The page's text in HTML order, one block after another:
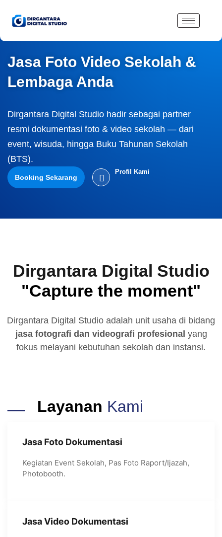
konten
Jasa Foto Video Sekolah &
Lembaga Anda
Dirgantara Digital Studio hadir sebagai partner
resmi dokumentasi foto & video sekolah — dari
event, wisuda, hingga Buku Tahunan Sekolah
(BTS).
Booking Sekarang
Profil Kami
Dirgantara Digital Studio
"Capture the moment"
Dirgantara Digital Studio adalah unit usaha di bidang
jasa fotografi dan videografi profesional yang
fokus melayani kebutuhan sekolah dan instansi.
Layanan Kami
Jasa Foto Dokumentasi
Kegiatan Event Sekolah, Pas Foto Raport/Ijazah,
Photobooth.
Jasa Video Dokumentasi